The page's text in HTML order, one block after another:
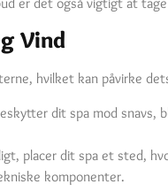
Vind
hvilket kan påvirke
dit spa mod snavs,
placer dit spa et sted,
komponenter.